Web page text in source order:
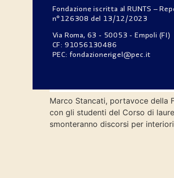
Marco Stancati, portavoce della
con gli studenti del Corso di
smonteranno discorsi per
Fondazione iscritta al RUNTS –
n°126308 del 13/12/2023
Via Roma, 63 - 50053 - Empoli (FI)
CF: 91056130486
PEC: fondazionerigel@pec.it